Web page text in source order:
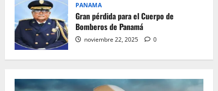
PANAMA
Gran pérdida para el Cuerpo de
Bomberos de Panamá
noviembre 22, 2025 0